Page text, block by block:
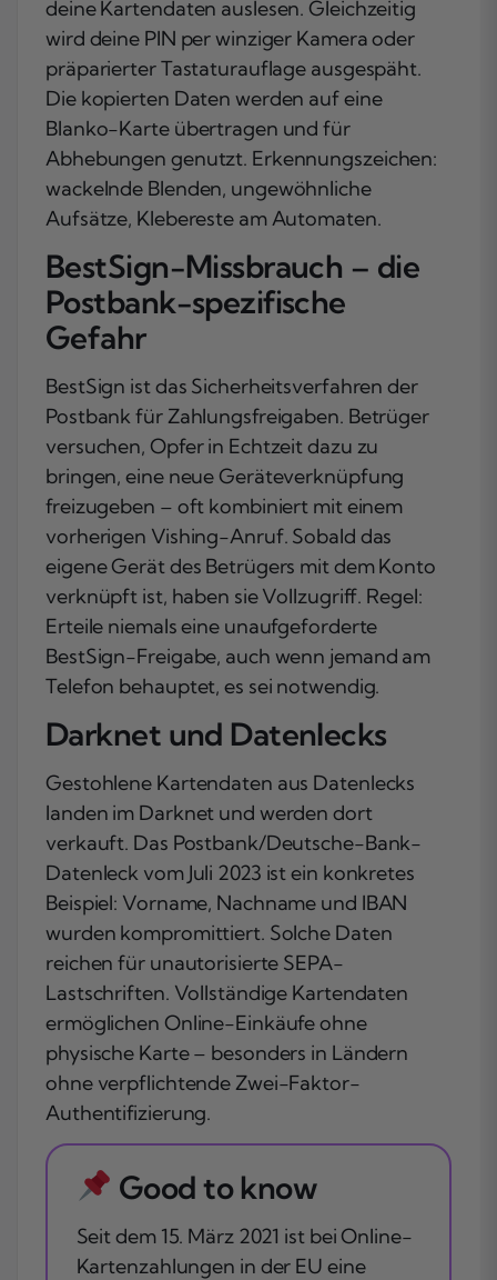
deine Kartendaten auslesen. Gleichzeitig
wird deine PIN per winziger Kamera oder
präparierter Tastaturauflage ausgespäht.
Die kopierten Daten werden auf eine
Blanko-Karte übertragen und für
Abhebungen genutzt. Erkennungszeichen:
wackelnde Blenden, ungewöhnliche
Aufsätze, Klebereste am Automaten.
BestSign-Missbrauch – die
Postbank-spezifische
Gefahr
BestSign ist das Sicherheitsverfahren der
Postbank für Zahlungsfreigaben. Betrüger
versuchen, Opfer in Echtzeit dazu zu
bringen, eine neue Geräteverknüpfung
freizugeben – oft kombiniert mit einem
vorherigen Vishing-Anruf. Sobald das
eigene Gerät des Betrügers mit dem Konto
verknüpft ist, haben sie Vollzugriff. Regel:
Erteile niemals eine unaufgeforderte
BestSign-Freigabe, auch wenn jemand am
Telefon behauptet, es sei notwendig.
Darknet und Datenlecks
Gestohlene Kartendaten aus Datenlecks
landen im Darknet und werden dort
verkauft. Das Postbank/Deutsche-Bank-
Datenleck vom Juli 2023 ist ein konkretes
Beispiel: Vorname, Nachname und IBAN
wurden kompromittiert. Solche Daten
reichen für unautorisierte SEPA-
Lastschriften. Vollständige Kartendaten
ermöglichen Online-Einkäufe ohne
physische Karte – besonders in Ländern
ohne verpflichtende Zwei-Faktor-
Authentifizierung.
Good to know
Seit dem 15. März 2021 ist bei Online-
Kartenzahlungen in der EU eine